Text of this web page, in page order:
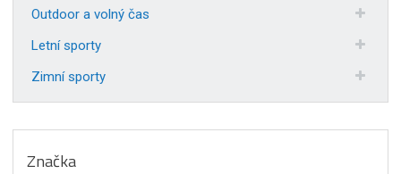
Outdoor a volný čas
Letní sporty
Zimní sporty
Značka